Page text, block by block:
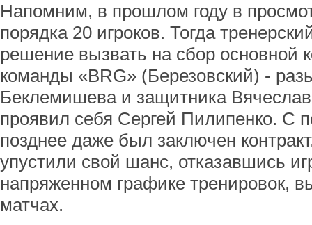
Напомним, в прошлом году в
порядка 20 игроков. Тогда
решение вызвать на сбор основной
команды «BRG» (Березовский) -
Беклемишева и защитника
проявил себя Сергей Пилипенко. С
позднее даже был заключен
упустили свой шанс, отказавшись
напряженном графике тренировок,
матчах.